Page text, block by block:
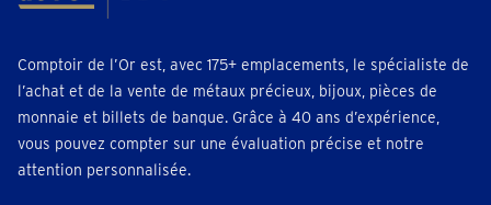
Comptoir de l’Or est, avec 175+ emplacements, le spécialiste de
l’achat et de la vente de métaux précieux, bijoux, pièces de
monnaie et billets de banque. Grâce à 40 ans d’expérience,
vous pouvez compter sur une évaluation précise et notre
attention personnalisée.